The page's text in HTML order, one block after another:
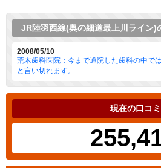
JR陸羽西線(奥の細道最上川ライン)
2008/05/10
荒木歯科医院：今まで通院した歯科の中で
と言い切れます。 ...
現在の口コミ